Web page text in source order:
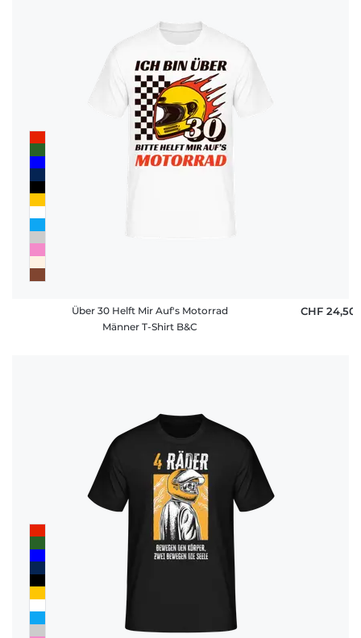
Über 30 Helft Mir Auf's Motorrad
Männer T-Shirt B&C
CHF 24,50